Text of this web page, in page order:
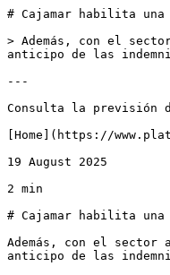
# Cajamar habilita
> Además, con el
anticipo de las
---
Consulta la previsión
[Home](https://
19 August 2025
2 min
# Cajamar habilita
Además, con el sector
anticipo de las